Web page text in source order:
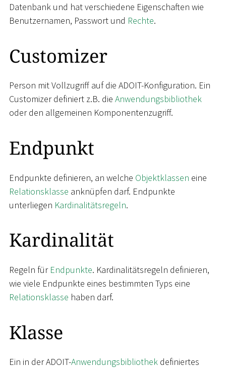
Datenbank und hat verschiedene Eigenschaften wie
Benutzernamen, Passwort und Rechte.
Customizer
Person mit Vollzugriff auf die ADOIT-Konfiguration. Ein
Customizer definiert z.B. die Anwendungsbibliothek
oder den allgemeinen Komponentenzugriff.
Endpunkt
Endpunkte definieren, an welche Objektklassen eine
Relationsklasse anknüpfen darf. Endpunkte
unterliegen Kardinalitätsregeln.
Kardinalität
Regeln für Endpunkte. Kardinalitätsregeln definieren,
wie viele Endpunkte eines bestimmten Typs eine
Relationsklasse haben darf.
Klasse
Ein in der ADOIT-Anwendungsbibliothek definiertes